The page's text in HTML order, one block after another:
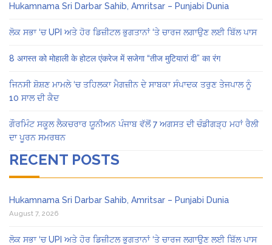
Hukamnama Sri Darbar Sahib, Amritsar – Punjabi Dunia
ਲੋਕ ਸਭਾ ‘ਚ UPI ਅਤੇ ਹੋਰ ਡਿਜ਼ੀਟਲ ਭੁਗਤਾਨਾਂ ‘ਤੇ ਚਾਰਜ ਲਗਾਉਣ ਲਈ ਬਿੱਲ ਪਾਸ
8 अगस्त को मोहाली के होटल एंकरेज में सजेगा “तीज मुटियारां दी” का रंग
ਜਿਨਸੀ ਸ਼ੋਸ਼ਣ ਮਾਮਲੇ ‘ਚ ਤਹਿਲਕਾ ਮੈਗਜ਼ੀਨ ਦੇ ਸਾਬਕਾ ਸੰਪਾਦਕ ਤਰੁਣ ਤੇਜਪਾਲ ਨੂੰ
10 ਸਾਲ ਦੀ ਕੈਦ
ਗੌਰਮਿੰਟ ਸਕੂਲ ਲੈਕਚਰਾਰ ਯੂਨੀਅਨ ਪੰਜਾਬ ਵੱਲੋਂ 7 ਅਗਸਤ ਦੀ ਚੰਡੀਗੜ੍ਹ ਮਹਾਂ ਰੈਲੀ
ਦਾ ਪੂਰਨ ਸਮਰਥਨ
RECENT POSTS
Hukamnama Sri Darbar Sahib, Amritsar – Punjabi Dunia
August 7, 2026
ਲੋਕ ਸਭਾ ‘ਚ UPI ਅਤੇ ਹੋਰ ਡਿਜ਼ੀਟਲ ਭੁਗਤਾਨਾਂ ‘ਤੇ ਚਾਰਜ ਲਗਾਉਣ ਲਈ ਬਿੱਲ ਪਾਸ